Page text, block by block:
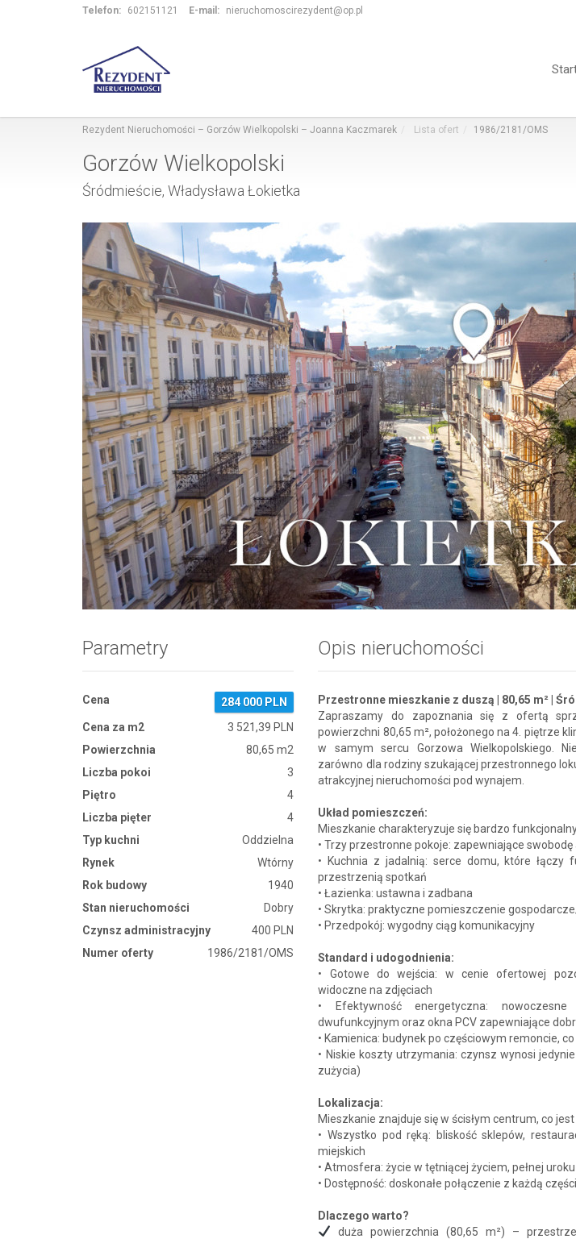
Telefon: 602151121 E-mail: nieruchomoscirezydent@op.pl
Rezydent Nieruchomości – Gorzów Wielkopolski – Joanna Kaczmarek Lista ofert 1986/2181/OMS
Gorzów Wielkopolski
Śródmieście, Władysława Łokietka
Zdjęcie 1
Parametry
Cena
284 000 PLN
Cena za m2
3 521,39 PLN
Powierzchnia
80,65 m2
Liczba pokoi
3
Piętro
4
Liczba pięter
4
Typ kuchni
Oddzielna
Rynek
Wtórny
Rok budowy
1940
Stan nieruchomości
Dobry
Czynsz administracyjny
400 PLN
Numer oferty
1986/2181/OMS
Opis nieruchomości
Przestronne mieszkanie z duszą | 80,65 m² |
Zapraszamy do zapoznania się z ofertą
powierzchni 80,65 m², położonego na 4. piętrze
w samym sercu Gorzowa Wielkopolskiego.
zarówno dla rodziny szukającej przestronnego
atrakcyjnej nieruchomości pod wynajem.
Układ pomieszczeń:
Mieszkanie charakteryzuje się bardzo
• Trzy przestronne pokoje: zapewniające
• Kuchnia z jadalnią: serce domu, które łączy
przestrzenią spotkań
• Łazienka: ustawna i zadbana
• Skrytka: praktyczne pomieszczenie
• Przedpokój: wygodny ciąg komunikacyjny
Standard i udogodnienia:
• Gotowe do wejścia: w cenie ofertowej
widoczne na zdjęciach
• Efektywność energetyczna:
dwufunkcyjnym oraz okna PCV zapewniające
• Kamienica: budynek po częściowym remoncie,
• Niskie koszty utrzymania: czynsz wynosi
zużycia)
Lokalizacja:
Mieszkanie znajduje się w ścisłym centrum, co
• Wszystko pod ręką: bliskość sklepów,
miejskich
• Atmosfera: życie w tętniącej życiem, pełnej
• Dostępność: doskonałe połączenie z każdą
Dlaczego warto?
duża powierzchnia (80,65 m²) –